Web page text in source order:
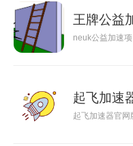
王牌公益
neuk公益加速
起飞加速
起飞加速器官